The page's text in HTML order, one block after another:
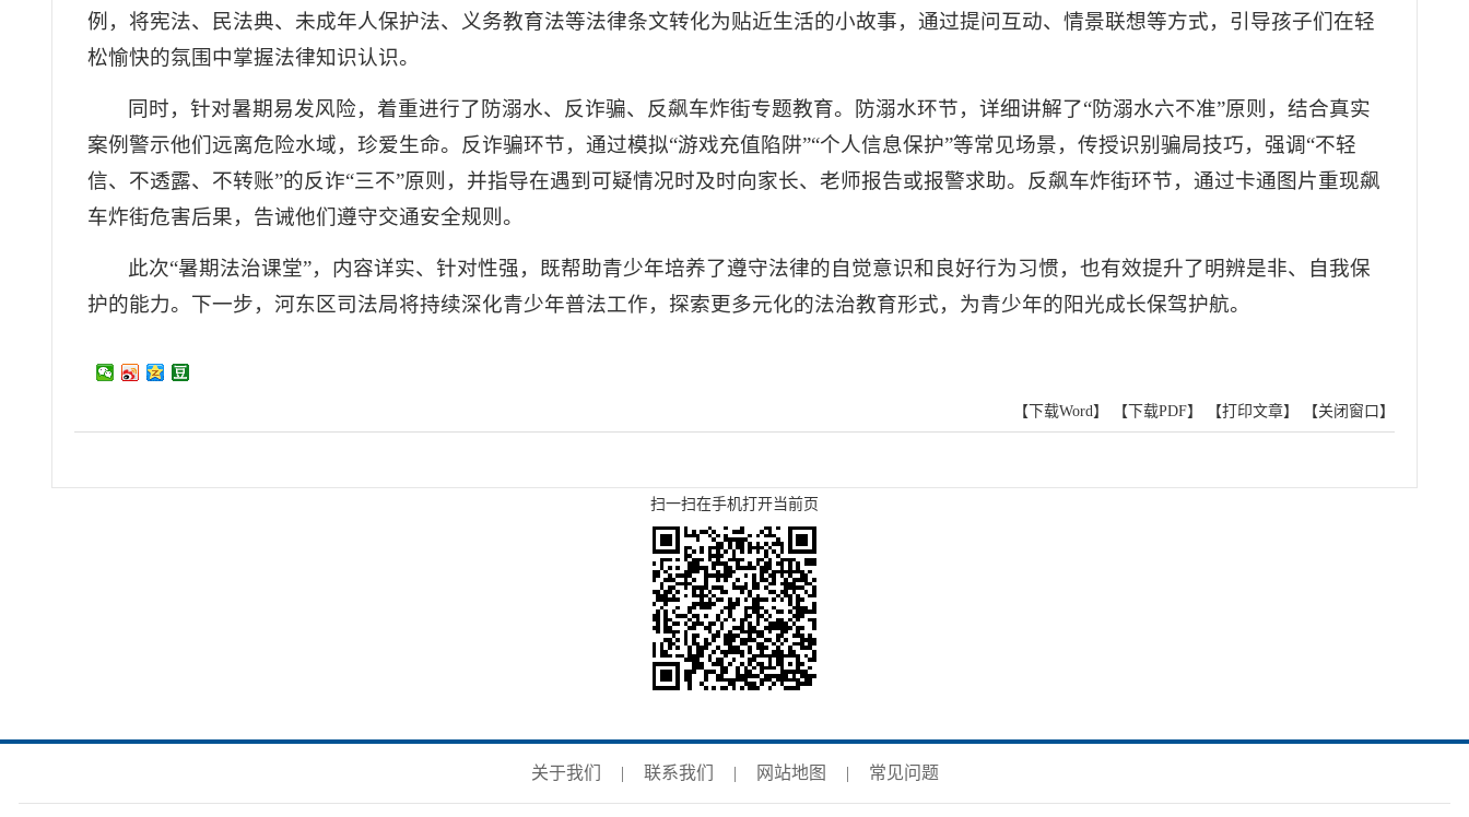
例，将宪法、民法典、未成年人保护法、义务教育法等法律条文转化为贴近生活的小故事，通过提问互动、情景联想等方式，引导孩子们在轻
松愉快的氛围中掌握法律知识认识。
同时，针对暑期易发风险，着重进行了防溺水、反诈骗、反飙车炸街专题教育。防溺水环节，详细讲解了“防溺水六不准”原则，结合真实
案例警示他们远离危险水域，珍爱生命。反诈骗环节，通过模拟“游戏充值陷阱”“个人信息保护”等常见场景，传授识别骗局技巧，强调“不轻
信、不透露、不转账”的反诈“三不”原则，并指导在遇到可疑情况时及时向家长、老师报告或报警求助。反飙车炸街环节，通过卡通图片重现飙
车炸街危害后果，告诫他们遵守交通安全规则。
此次“暑期法治课堂”，内容详实、针对性强，既帮助青少年培养了遵守法律的自觉意识和良好行为习惯，也有效提升了明辨是非、自我保
护的能力。下一步，河东区司法局将持续深化青少年普法工作，探索更多元化的法治教育形式，为青少年的阳光成长保驾护航。
【下载Word】 【下载PDF】 【打印文章】 【关闭窗口】
扫一扫在手机打开当前页
关于我们 | 联系我们 | 网站地图 | 常见问题